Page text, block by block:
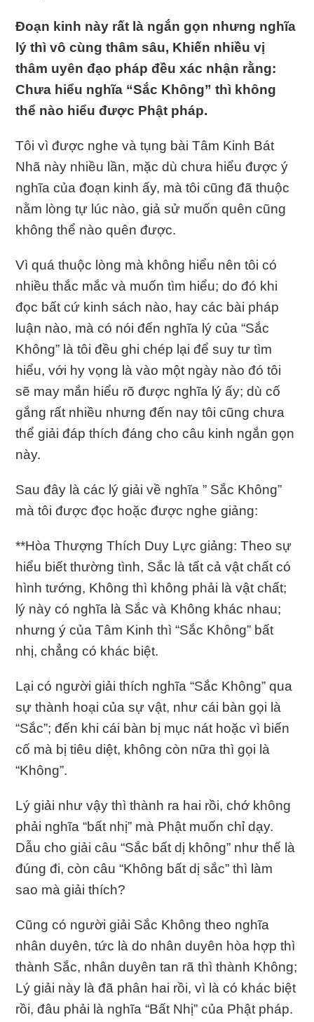
Ðoạn kinh này rất là ngắn gọn nhưng nghĩa
lý thì vô cùng thâm sâu, Khiến nhiều vị
thâm uyên đạo pháp đều xác nhận rằng:
Chưa hiểu nghĩa “Sắc Không” thì không
thể nào hiểu được Phật pháp.
Tôi vì được nghe và tụng bài Tâm Kinh Bát
Nhã này nhiều lần, mặc dù chưa hiểu được ý
nghĩa của đoạn kinh ấy, mà tôi cũng đã thuộc
nằm lòng tự lúc nào, giả sử muốn quên cũng
không thể nào quên được.
Vì quá thuộc lòng mà không hiểu nên tôi có
nhiều thắc mắc và muốn tìm hiểu; do đó khi
đọc bất cứ kinh sách nào, hay các bài pháp
luận nào, mà có nói đến nghĩa lý của “Sắc
Không” là tôi đều ghi chép lại để suy tư tìm
hiểu, với hy vọng là vào một ngày nào đó tôi
sẽ may mắn hiểu rõ được nghĩa lý ấy; dù cố
gắng rất nhiều nhưng đến nay tôi cũng chưa
thể giải đáp thích đáng cho câu kinh ngắn gọn
này.
Sau đây là các lý giải về nghĩa ” Sắc Không”
mà tôi được đọc hoặc được nghe giảng:
**Hòa Thượng Thích Duy Lực giảng: Theo sự
hiểu biết thường tình, Sắc là tất cả vật chất có
hình tướng, Không thì không phải là vật chất;
lý này có nghĩa là Sắc và Không khác nhau;
nhưng ý của Tâm Kinh thì “Sắc Không” bất
nhị, chẳng có khác biệt.
Lại có người giải thích nghĩa “Sắc Không” qua
sự thành hoại của sự vật, như cái bàn gọi là
“Sắc”; đến khi cái bàn bị mục nát hoặc vì biến
cố mà bị tiêu diệt, không còn nữa thì gọi là
“Không”.
Lý giải như vậy thì thành ra hai rồi, chớ không
phải nghĩa “bất nhị” mà Phật muốn chỉ dạy.
Dẫu cho giải câu “Sắc bất dị không” như thế là
đúng đi, còn câu “Không bất dị sắc” thì làm
sao mà giải thích?
Cũng có người giải Sắc Không theo nghĩa
nhân duyên, tức là do nhân duyên hòa hợp thì
thành Sắc, nhân duyên tan rã thì thành Không;
Lý giải này là đã phân hai rồi, vì là có khác biệt
rồi, đâu phải là nghĩa “Bất Nhị” của Phật pháp.